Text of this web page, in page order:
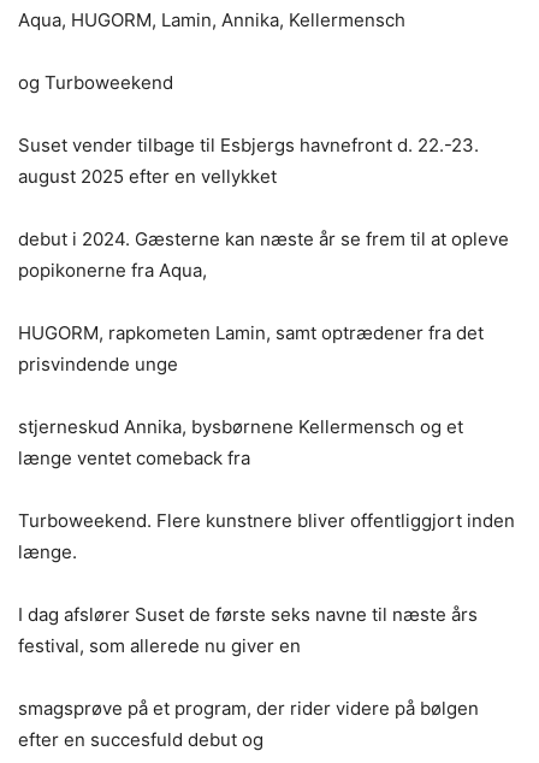
Aqua, HUGORM, Lamin, Annika, Kellermensch
og Turboweekend
Suset vender tilbage til Esbjergs havnefront d. 22.-23.
august 2025 efter en vellykket
debut i 2024. Gæsterne kan næste år se frem til at opleve
popikonerne fra Aqua,
HUGORM, rapkometen Lamin, samt optrædener fra det
prisvindende unge
stjerneskud Annika, bysbørnene Kellermensch og et
længe ventet comeback fra
Turboweekend. Flere kunstnere bliver offentliggjort inden
længe.
I dag afslører Suset de første seks navne til næste års
festival, som allerede nu giver en
smagsprøve på et program, der rider videre på bølgen
efter en succesfuld debut og